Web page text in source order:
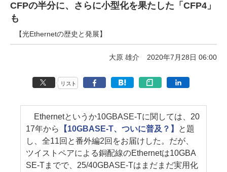
CFPの半分に、さらに小型化を果たした「CFP4」
も
【光Ethernetの歴史と発展】
大原 雄介 2020年7月28日 06:00
リスト
Ethernetというか10GBASE-Tに関しては、20
17年から
【10GBASE-T、ついに普及？】
と題
し、全11回と番外編2回をお届けした。だが、
ツイストペアによる銅配線のEthernetは10GBA
SE-Tまでで、25/40GBASE-Tはまだまだ実用化